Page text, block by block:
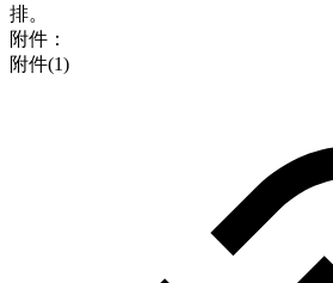
排。
附件：
附件(1)